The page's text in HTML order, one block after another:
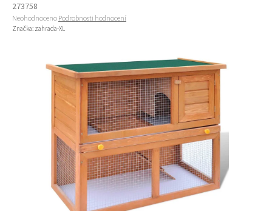
273758
Průměrné hodnocení produktu je 0,0 z 5 hvězdiček.
NeohodnocenoPodrobnosti hodnocení
Značka: zahrada-XL